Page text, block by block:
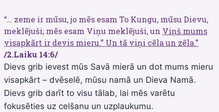
“… zeme ir mūsu, jo mēs esam To Kungu, mūsu Dievu,
meklējuši; mēs esam Viņu meklējuši, un Viņš mums
visapkārt ir devis mieru.” Un tā viņi cēla un zēla.”
/2.Laiku 14:6/
Dievs grib ievest mūs Savā mierā un dot mums mieru
visapkārt – dvēselē, mūsu namā un Dieva Namā.
Dievs grib darīt to visu tālab, lai mēs varētu
fokusēties uz celšanu un uzplaukumu.